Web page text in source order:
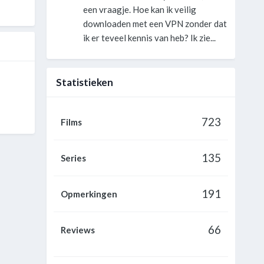
een vraagje. Hoe kan ik veilig
downloaden met een VPN zonder dat
ik er teveel kennis van heb? Ik zie...
Statistieken
Films 723
Series 135
Opmerkingen 191
Reviews 66